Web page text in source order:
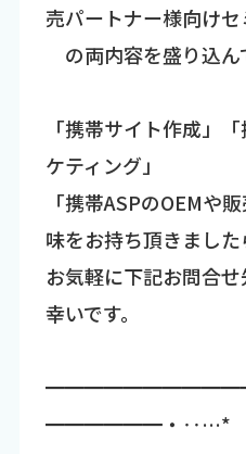
売パートナー様向けセ
の両内容を盛り込ん
「携帯サイト作成」
ケティング」
「携帯ASPのOEMや
味をお持ち頂きました
お気軽に下記お問合
幸いです。
━━━━━━・‥…*